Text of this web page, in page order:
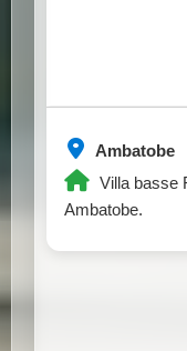
Ambatobe
Villa basse
Ambatobe.